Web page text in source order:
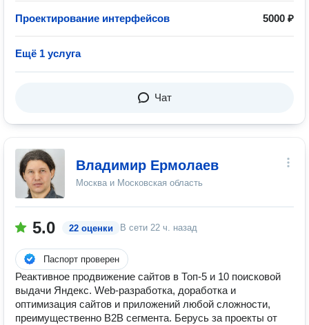
Проектирование интерфейсов 5000 ₽
Ещё 1 услуга
Чат
Владимир Ермолаев
Москва и Московская область
5.0 22 оценки В сети 22 ч. назад
Паспорт проверен
Реактивное продвижение сайтов в Топ-5 и 10 поисковой
выдачи Яндекс. Web-разработка, доработка и
оптимизация сайтов и приложений любой сложности,
преимущественно B2B сегмента. Берусь за проекты от